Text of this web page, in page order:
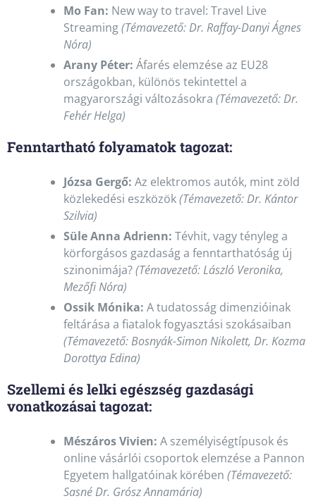
Mo Fan: New way to travel: Travel Live
Streaming(Témavezető: Dr. Raffay-Danyi Ágnes
Nóra)
Arany Péter: Áfarés elemzése az EU28
országokban, különös tekintettel a
magyarországi változásokra (Témavezető: Dr.
Fehér Helga)
Fenntartható folyamatok tagozat:
Józsa Gergő: Az elektromos autók, mint zöld
közlekedési eszközök(Témavezető: Dr. Kántor
Szilvia)
Süle Anna Adrienn: Tévhit, vagy tényleg a
körforgásos gazdaság a fenntarthatóság új
szinonimája?(Témavezető: László Veronika,
Mezőfi Nóra)
Ossik Mónika: A tudatosság dimenzióinak
feltárása a fiatalok fogyasztási szokásaiban
(Témavezető: Bosnyák-Simon Nikolett, Dr. Kozma
Dorottya Edina)
Szellemi és lelki egészség gazdasági
vonatkozásai tagozat:
Mészáros Vivien: A személyiségtípusok és
online vásárlói csoportok elemzése a Pannon
Egyetem hallgatóinak körében (Témavezető:
Sasné Dr. Grósz Annamária)